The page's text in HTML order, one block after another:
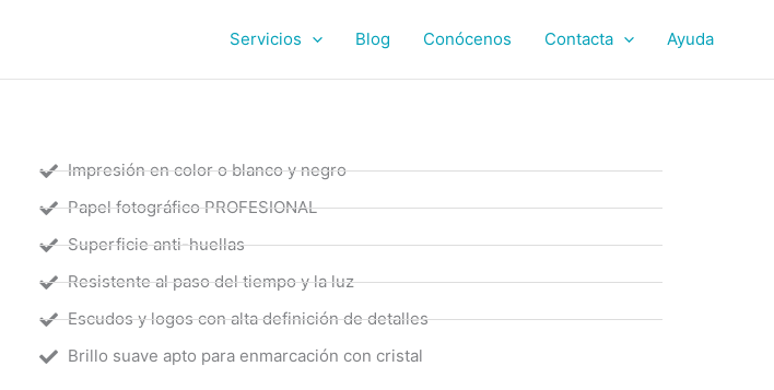
Servicios Blog Conócenos Contacta Ayuda
Impresión en color o blanco y negro
Papel fotográfico PROFESIONAL
Superficie anti-huellas
Resistente al paso del tiempo y la luz
Escudos y logos con alta definición de detalles
Brillo suave apto para enmarcación con cristal